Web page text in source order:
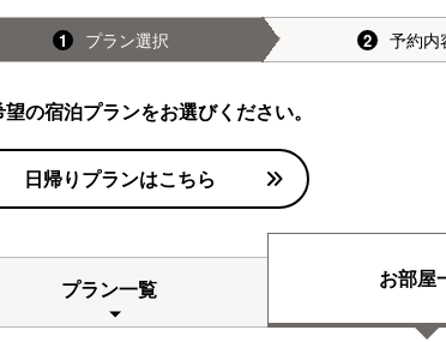
1 プラン選択 2 予約内
望の宿泊プランをお選びください。
日帰りプランはこちら
プラン一覧 お部屋